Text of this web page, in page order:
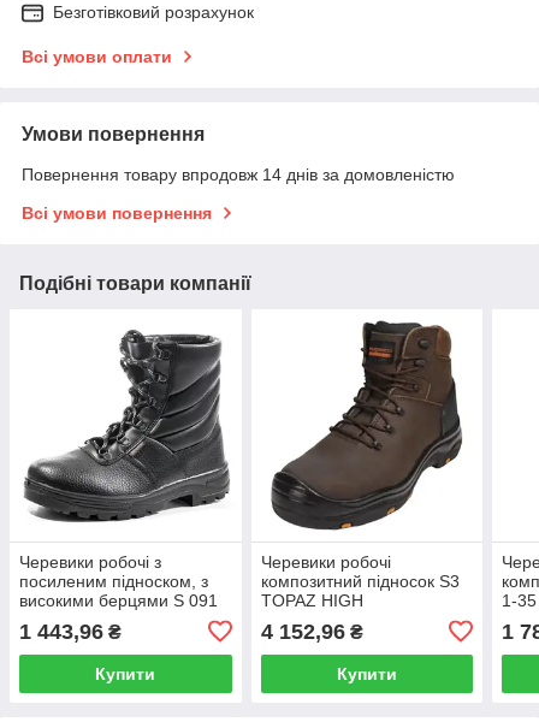
Безготівковий розрахунок
Всі умови оплати
Умови повернення
Повернення товару впродовж 14 днів за домовленістю
Всі умови повернення
Подібні товари компанії
Черевики робочі з
посиленим підноском, з
високими берцями S 091
1 443,96 ₴
Купити
Черевики робочі
композитний підносок S3
TOPAZ HIGH
4 152,96₴
Купити
1-
1